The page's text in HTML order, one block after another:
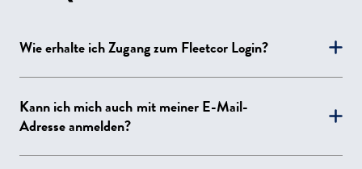
Wie erhalte ich Zugang zum Fleetcor Login?
automatisch eine E-Mail mit allen Informationen
zu Ihrem Benutzerkonto, einschließlich
Kann ich mich auch mit meiner E-Mail-
Adresse anmelden?